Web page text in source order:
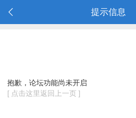
提示信息
抱歉，论坛功能尚未开启
[ 点击这里返回上一页 ]